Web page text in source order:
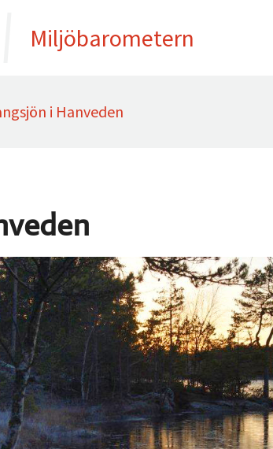
Miljöbarometern
i Hanveden